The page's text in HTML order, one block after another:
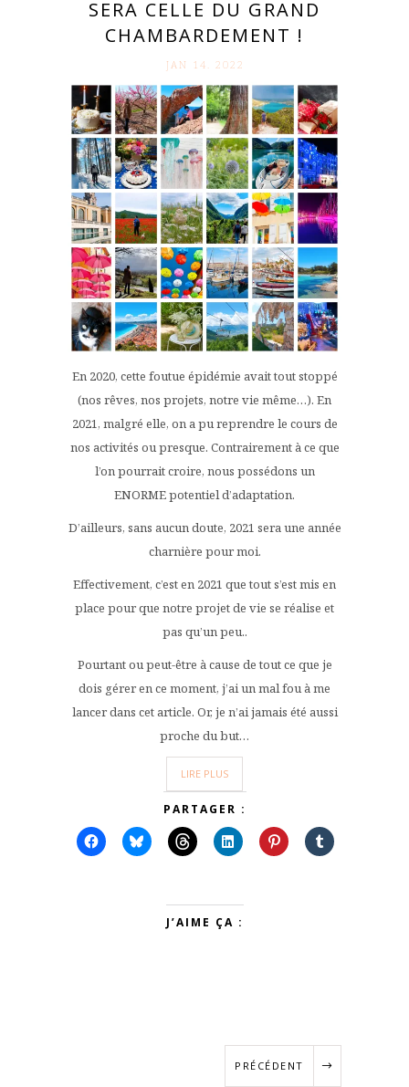
SERA CELLE DU GRAND
CHAMBARDEMENT !
JAN 14. 2022
En 2020, cette foutue épidémie avait tout stoppé
(nos rêves, nos projets, notre vie même…). En
2021, malgré elle, on a pu reprendre le cours de
nos activités ou presque. Contrairement à ce que
l’on pourrait croire, nous possédons un
ENORME potentiel d’adaptation.
D’ailleurs, sans aucun doute, 2021 sera une année
charnière pour moi.
Effectivement, c’est en 2021 que tout s’est mis en
place pour que notre projet de vie se réalise et
pas qu’un peu..
Pourtant ou peut-être à cause de tout ce que je
dois gérer en ce moment, j’ai un mal fou à me
lancer dans cet article. Or, je n’ai jamais été aussi
proche du but…
LIRE PLUS
PARTAGER :
J’AIME ÇA :
PRÉCÉDENT